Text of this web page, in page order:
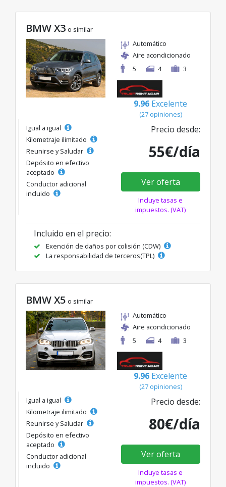
BMW X3 o similar
Automático
Aire acondicionado
5
4 3
9.96 Excelente
(27 opiniones)
Igual a igual
Kilometraje ilimitado
Reunirse y Saludar
Depósito en efectivo
aceptado
Conductor adicional
incluido
Precio desde:
55€/día
Ver oferta
Incluye tasas e
impuestos. (VAT)
Incluido en el precio:
Exención de daños por colisión (CDW)
La responsabilidad de terceros(TPL)
BMW X5 o similar
Automático
Aire acondicionado
5
4 3
9.96 Excelente
(27 opiniones)
Igual a igual
Kilometraje ilimitado
Reunirse y Saludar
Depósito en efectivo
aceptado
Conductor adicional
incluido
Precio desde:
80€/día
Ver oferta
Incluye tasas e
impuestos. (VAT)